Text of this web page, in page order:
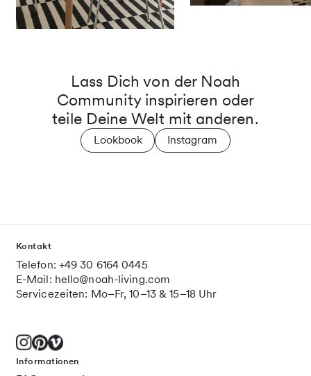
Lass Dich von der Noah
Community inspirieren oder
teile Deine Welt mit anderen.
Lookbook Instagram
Kontakt
Telefon: +49 30 6164 0445
E-Mail: hello@noah-living.com
Servicezeiten: Mo–Fr, 10–13 & 15–18 Uhr
Informationen